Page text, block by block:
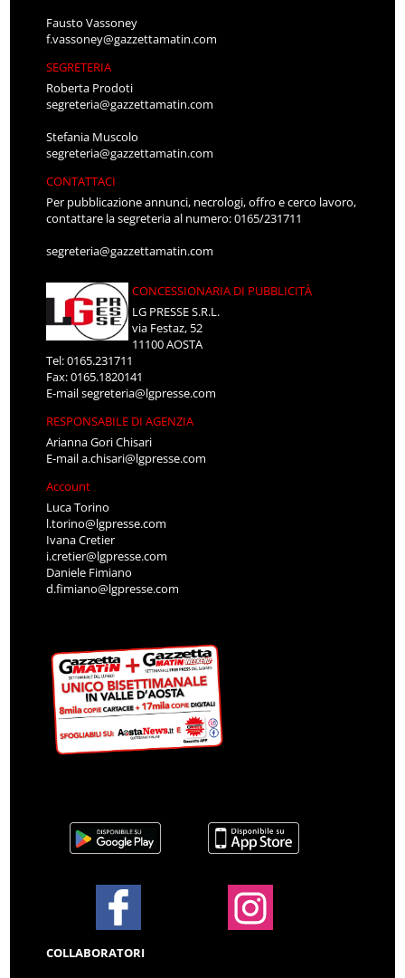
Fausto Vassoney
f.vassoney@gazzettamatin.com
SEGRETERIA
Roberta Prodoti
segreteria@gazzettamatin.com
Stefania Muscolo
segreteria@gazzettamatin.com
CONTATTACI
Per pubblicazione annunci, necrologi, offro e cerco lavoro,
contattare la segreteria al numero: 0165/231711
segreteria@gazzettamatin.com
CONCESSIONARIA DI PUBBLICITÀ
LG PRESSE S.R.L.
via Festaz, 52
11100 AOSTA
Tel: 0165.231711
Fax: 0165.1820141
E-mailsegreteria@lgpresse.com
RESPONSABILE DI AGENZIA
Arianna Gori Chisari
E-maila.chisari@lgpresse.com
Account
Luca Torino
l.torino@lgpresse.com
Ivana Cretier
i.cretier@lgpresse.com
Daniele Fimiano
d.fimiano@lgpresse.com
COLLABORATORI